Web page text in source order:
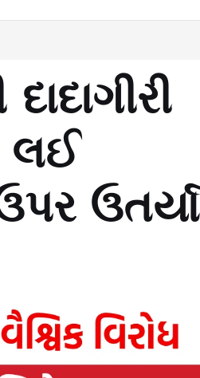
લઈ
ઉતર્યા